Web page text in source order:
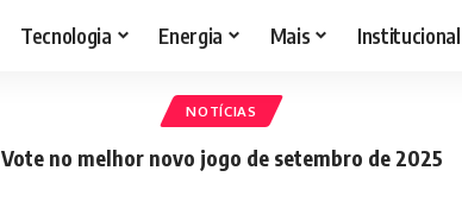
Tecnologia Energia Mais Institucional
NOTÍCIAS
Vote no melhor novo jogo de setembro de 2025